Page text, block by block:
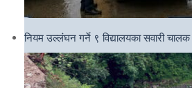
नियम उल्लंघन गर्ने ९ विद्यालयका सवारी चालक